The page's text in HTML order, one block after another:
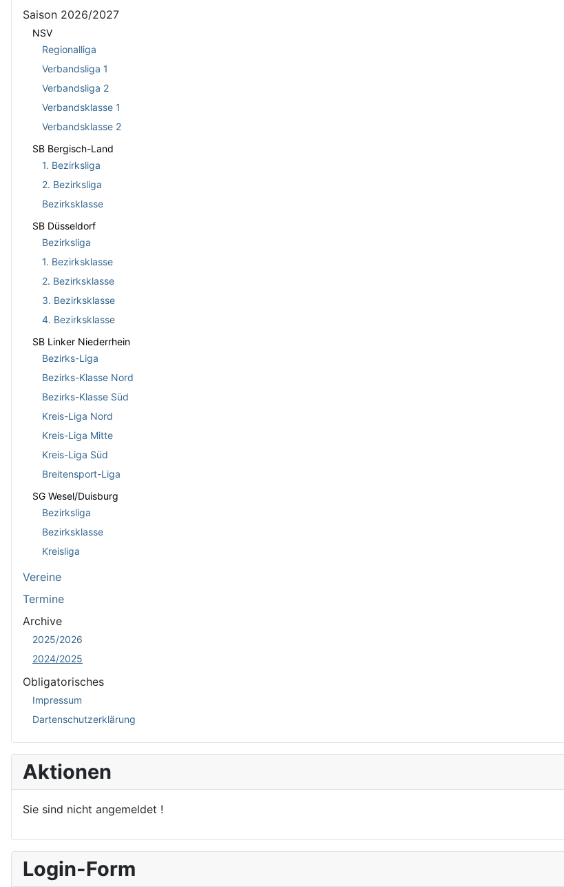
Saison 2026/2027
NSV
Regionalliga
Verbandsliga 1
Verbandsliga 2
Verbandsklasse 1
Verbandsklasse 2
SB Bergisch-Land
1. Bezirksliga
2. Bezirksliga
Bezirksklasse
SB Düsseldorf
Bezirksliga
1. Bezirksklasse
2. Bezirksklasse
3. Bezirksklasse
4. Bezirksklasse
SB Linker Niederrhein
Bezirks-Liga
Bezirks-Klasse Nord
Bezirks-Klasse Süd
Kreis-Liga Nord
Kreis-Liga Mitte
Kreis-Liga Süd
Breitensport-Liga
SG Wesel/Duisburg
Bezirksliga
Bezirksklasse
Kreisliga
Vereine
Termine
Archive
2025/2026
2024/2025
Obligatorisches
Impressum
Dartenschutzerklärung
Aktionen
Sie sind nicht angemeldet !
Login-Form